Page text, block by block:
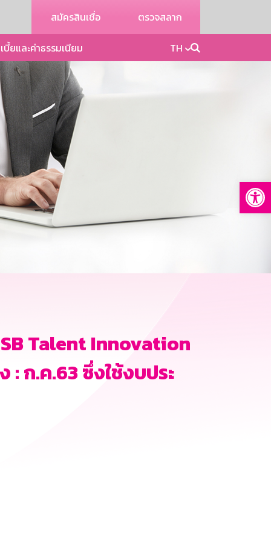
สมัครสินเชื่อ ตรวจสลาก
บี้ยและค่าธรรมเนียม TH
Talent Innovation
: ก.ค.63 ซึ่งใช้งบประ